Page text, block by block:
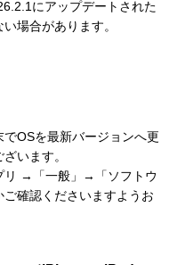
にアップデートされた
場合があります。
OSを最新バージョンへ更
います。
リ →「一般」→「ソフトウ
確認くださいますようお